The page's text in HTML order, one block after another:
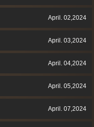
April. 02,2024
April. 03,2024
April. 04,2024
April. 05,2024
April. 07,2024